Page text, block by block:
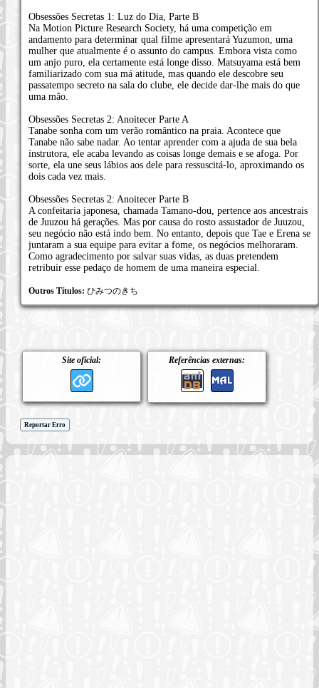
Obsessões Secretas 1: Luz do Dia, Parte B
Na Motion Picture Research Society, há uma competição em
andamento para determinar qual filme apresentará Yuzumon, uma
mulher que atualmente é o assunto do campus. Embora vista como
um anjo puro, ela certamente está longe disso. Matsuyama está bem
familiarizado com sua má atitude, mas quando ele descobre seu
passatempo secreto na sala do clube, ele decide dar-lhe mais do que
uma mão.
Obsessões Secretas 2: Anoitecer Parte A
Tanabe sonha com um verão romântico na praia. Acontece que
Tanabe não sabe nadar. Ao tentar aprender com a ajuda de sua bela
instrutora, ele acaba levando as coisas longe demais e se afoga. Por
sorte, ela une seus lábios aos dele para ressuscitá-lo, aproximando os
dois cada vez mais.
Obsessões Secretas 2: Anoitecer Parte B
A confeitaria japonesa, chamada Tamano-dou, pertence aos ancestrais
de Juuzou há gerações. Mas por causa do rosto assustador de Juuzou,
seu negócio não está indo bem. No entanto, depois que Tae e Erena se
juntaram a sua equipe para evitar a fome, os negócios melhoraram.
Como agradecimento por salvar suas vidas, as duas pretendem
retribuir esse pedaço de homem de uma maneira especial.
Outros Títulos: ひみつのきち
Site oficial: Referências externas:
Reportar Erro